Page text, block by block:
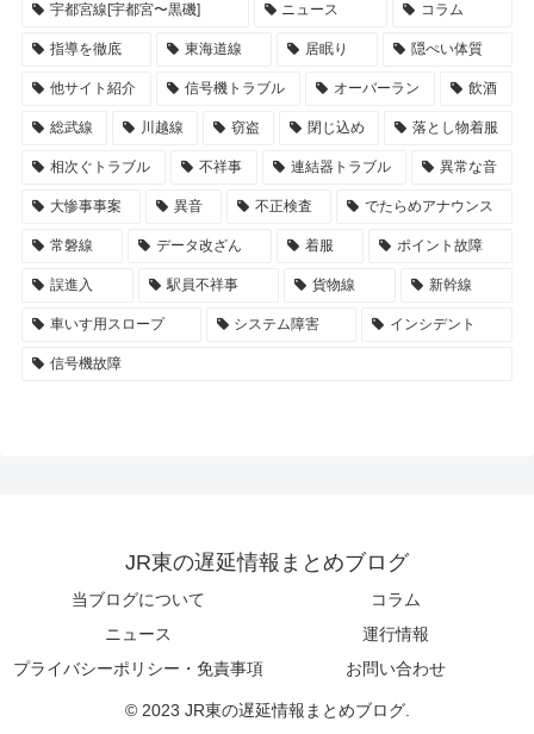
宇都宮線[宇都宮〜黒磯] ニュース コラム
指導を徹底 東海道線 居眠り 隠ぺい体質
他サイト紹介 信号機トラブル オーバーラン 飲酒
総武線 川越線 窃盗 閉じ込め 落とし物着服
相次ぐトラブル 不祥事 連結器トラブル 異常な音
大惨事事案 異音 不正検査 でたらめアナウンス
常磐線 データ改ざん 着服 ポイント故障
誤進入 駅員不祥事 貨物線 新幹線
車いす用スロープ システム障害 インシデント
信号機故障
JR東の遅延情報まとめブログ
当ブログについて
コラム
ニュース
運行情報
プライバシーポリシー・免責事項
お問い合わせ
© 2023 JR東の遅延情報まとめブログ.